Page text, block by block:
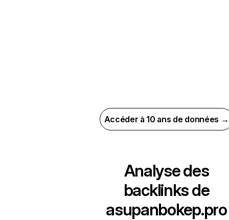
Accéder à 10 ans de données →
Analyse des
backlinks de
asupanbokep.pro